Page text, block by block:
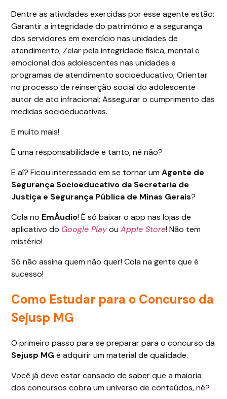
Dentre as atividades exercidas por esse agente estão:
Garantir a integridade do patrimônio e a segurança
dos servidores em exercício nas unidades de
atendimento; Zelar pela integridade física, mental e
emocional dos adolescentes nas unidades e
programas de atendimento socioeducativo; Orientar
no processo de reinserção social do adolescente
autor de ato infracional; Assegurar o cumprimento das
medidas socioeducativas.
E muito mais!
É uma responsabilidade e tanto, né não?
E aí? Ficou interessado em se tornar umAgente de
Segurança Socioeducativo da Secretaria de
Justiça e Segurança Pública de Minas Gerais?
Cola no EmÁudio! É só baixar o app nas lojas de
aplicativo do Google PlayouApple Store! Não tem
mistério!
Só não assina quem não quer! Cola na gente que é
sucesso!
Como Estudar para o Concurso da
Sejusp MG
O primeiro passo para se preparar para o concurso da
Sejusp MGé adquirir um material de qualidade.
Você já deve estar cansado de saber que a maioria
dos concursos cobra um universo de conteúdos, né?